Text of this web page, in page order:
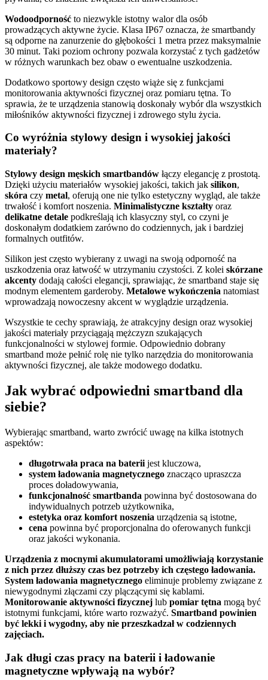
Wodoodporność to niezwykle istotny walor dla osób
prowadzących aktywne życie. Klasa IP67 oznacza, że smartbandy
są odporne na zanurzenie do głębokości 1 metra przez maksymalnie
30 minut. Taki poziom ochrony pozwala korzystać z tych gadżetów
w różnych warunkach bez obaw o ewentualne uszkodzenia.
Dodatkowo sportowy design często wiąże się z funkcjami
monitorowania aktywności fizycznej oraz pomiaru tętna. To
sprawia, że te urządzenia stanowią doskonały wybór dla wszystkich
miłośników aktywności fizycznej i zdrowego stylu życia.
Co wyróżnia stylowy design i wysokiej jakości
materiały?
Stylowy design męskich smartbandów łączy elegancję z prostotą.
Dzięki użyciu materiałów wysokiej jakości, takich jak silikon,
skóra czy metal, oferują one nie tylko estetyczny wygląd, ale także
trwałość i komfort noszenia. Minimalistyczne kształty oraz
delikatne detale podkreślają ich klasyczny styl, co czyni je
doskonałym dodatkiem zarówno do codziennych, jak i bardziej
formalnych outfitów.
Silikon jest często wybierany z uwagi na swoją odporność na
uszkodzenia oraz łatwość w utrzymaniu czystości. Z kolei skórzane
akcenty dodają całości elegancji, sprawiając, że smartband staje się
modnym elementem garderoby. Metalowe wykończenia natomiast
wprowadzają nowoczesny akcent w wyglądzie urządzenia.
Wszystkie te cechy sprawiają, że atrakcyjny design oraz wysokiej
jakości materiały przyciągają mężczyzn szukających
funkcjonalności w stylowej formie. Odpowiednio dobrany
smartband może pełnić rolę nie tylko narzędzia do monitorowania
aktywności fizycznej, ale także modowego dodatku.
Jak wybrać odpowiedni smartband dla
siebie?
Wybierając smartband, warto zwrócić uwagę na kilka istotnych
aspektów:
długotrwała praca na baterii jest kluczowa,
system ładowania magnetycznego znacząco upraszcza
proces doładowywania,
funkcjonalność smartbanda powinna być dostosowana do
indywidualnych potrzeb użytkownika,
estetyka oraz komfort noszenia urządzenia są istotne,
cena powinna być proporcjonalna do oferowanych funkcji
oraz jakości wykonania.
Urządzenia z mocnymi akumulatorami umożliwiają korzystanie
z nich przez dłuższy czas bez potrzeby ich częstego ładowania.
System ładowania magnetycznego eliminuje problemy związane z
niewygodnymi złączami czy plączącymi się kablami.
Monitorowanie aktywności fizycznej lub pomiar tętna mogą być
istotnymi funkcjami, które warto rozważyć. Smartband powinien
być lekki i wygodny, aby nie przeszkadzał w codziennych
zajęciach.
Jak długi czas pracy na baterii i ładowanie
magnetyczne wpływają na wybór?